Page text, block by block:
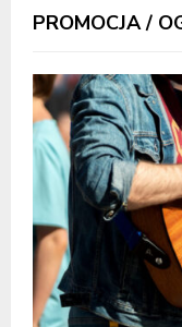
PROMOCJA /